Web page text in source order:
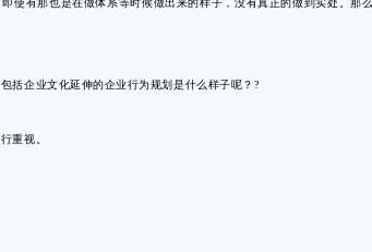
使有那也是在做体系等时候做出来的样子，没有真正的做到实处。那
括企业文化延伸的企业行为规划是什么样子呢？?
重视。